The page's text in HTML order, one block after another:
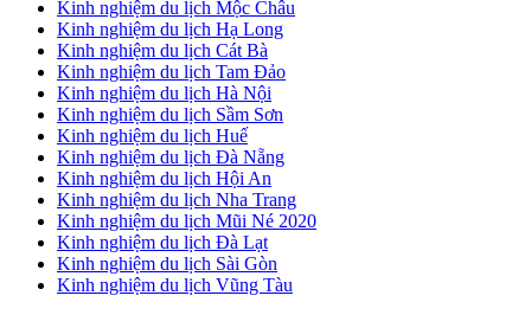
Kinh nghiệm du lịch Mộc Châu
Kinh nghiệm du lịch Hạ Long
Kinh nghiệm du lịch Cát Bà
Kinh nghiệm du lịch Tam Đảo
Kinh nghiệm du lịch Hà Nội
Kinh nghiệm du lịch Sầm Sơn
Kinh nghiệm du lịch Huế
Kinh nghiệm du lịch Đà Nẵng
Kinh nghiệm du lịch Hội An
Kinh nghiệm du lịch Nha Trang
Kinh nghiệm du lịch Mũi Né 2020
Kinh nghiệm du lịch Đà Lạt
Kinh nghiệm du lịch Sài Gòn
Kinh nghiệm du lịch Vũng Tàu